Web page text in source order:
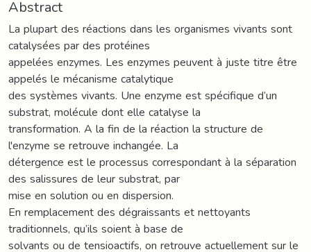
Abstract
La plupart des réactions dans les organismes vivants sont
catalysées par des protéines
appelées enzymes. Les enzymes peuvent à juste titre être
appelés le mécanisme catalytique
des systèmes vivants. Une enzyme est spécifique d’un
substrat, molécule dont elle catalyse la
transformation. A la fin de la réaction la structure de
l'enzyme se retrouve inchangée. La
détergence est le processus correspondant à la séparation
des salissures de leur substrat, par
mise en solution ou en dispersion.
En remplacement des dégraissants et nettoyants
traditionnels, qu’ils soient à base de
solvants ou de tensioactifs, on retrouve actuellement sur le